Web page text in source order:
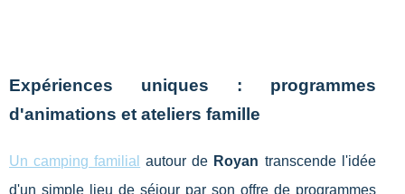
Expériences uniques : programmes
d'animations et ateliers famille
Un camping familial autour de Royan transcende l'idée
d'un simple lieu de séjour par son offre de programmes